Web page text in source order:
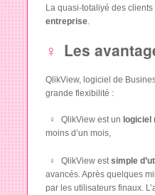
La quasi-totaliyé des
entreprise.
Les
QlikView, logiciel de
grande flexibilité :
QlikView est un logiciel
moins d’un mois,
QlikView est simple
avancés. Après quelques
par les utilisateurs finaux.